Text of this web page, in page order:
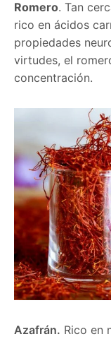
Romero. Tan
rico en ácidos
propiedades
virtudes, el
concentración.
Azafrán. Rico en